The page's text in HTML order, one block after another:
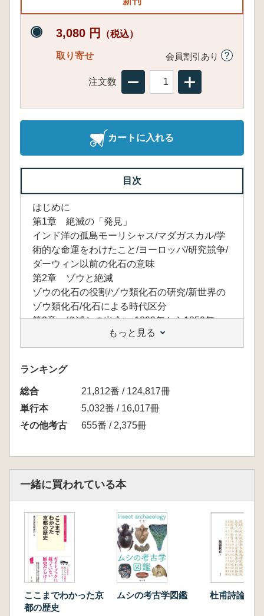
3,080 円 （税込）
取り寄せ 会員割引あり
注文数
カートに入れる
目次
はじめに
第1章 絶滅の「発見」
インド洋の孤島モーリシャス/マダガスカル/学
術的な命運をわけたこと/ヨーロッパ/研究競争/
ダーウィン以前の化石の意味
第2章 ゾウと絶滅
ゾウの化石の役割/ゾウ類化石の研究/新世界の
ゾウ類化石/化石による時代区分
第3章 絶滅との出会い:1800年から1859年
時の砂丘/大きなナマケモノ/マンモスと博物館/
パリ盆地の大惨事/神学と絶滅 Natural
Theology looks at extinction/地質学原理/天国と
地球/そして誰もいなくなった/作家と科学者/火
と氷/すごいトカゲ類/古生物学における捏造/人
類の歴史の長さ
第4章 ダーウィン
種の起源/ダーウィンの時代/ダーウィンの科学/
ズムの前進
するか/「進化」の普及/ウマ類の進化/ハックス
レーの貢献
第6章 大量絶滅の発見
大量絶滅の定義/古生代、中生代、新生代の誕
生/古生代の大量絶滅/第三回目の大量絶滅/第四
回目の大量絶滅/ジュラ紀における新しい系統
の誕生
もっと見る
ランキング
総合
21,812番 / 124,817冊
単行本
5,032番 / 16,017冊
その他考古
655番 / 2,375冊
一緒に買われている本
ここまでわかった京
都の歴史
ムシの考古学図鑑 杜甫詩論考